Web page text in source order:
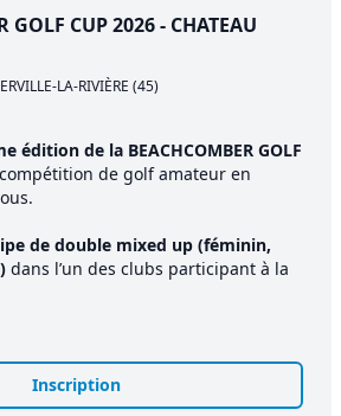
GOLF CUP 2026 - CHATEAU
LA-RIVIÈRE (45)
édition de la BEACHCOMBER GOLF
de golf amateur en
de double mixed up (féminin,
dans l’un des clubs participant à la
Inscription